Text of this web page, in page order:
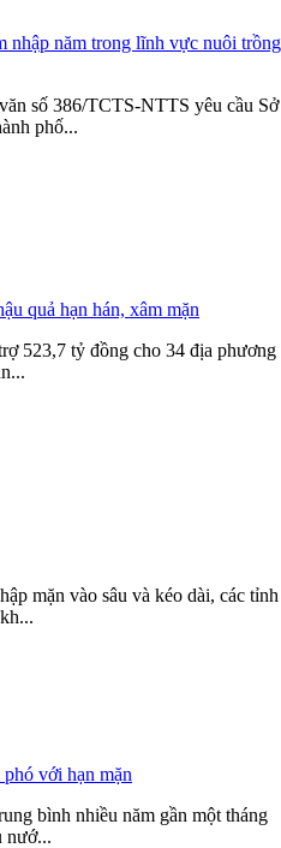
nhập năm trong lĩnh vực nuôi trồng
số 386/TCTS-NTTS yêu cầu Sở
phố...
quả hạn hán, xâm mặn
523,7 tỷ đồng cho 34 địa phương
mặn vào sâu và kéo dài, các tỉnh
với hạn mặn
bình nhiều năm gần một tháng
nướ...